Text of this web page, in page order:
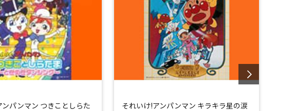
ンパンマン つきことしらた
それいけ!アンパンマン キラキラ星の涙